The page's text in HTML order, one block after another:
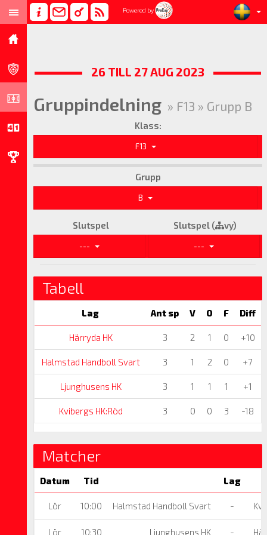
Powered by
26 TILL 27 AUG 2023
Gruppindelning » F13 » Grupp B
Klass:
F13
Grupp
B
Slutspel Slutspel ( vy)
--- ---
Tabell
Lag Ant sp V O F Diff
Härryda HK 3 2 1 0 +10
Halmstad Handboll Svart 3 1 2 0 +7
Ljunghusens HK 3 1 1 1 +1
Kvibergs HK:Röd 3 0 0 3 -18
Matcher
Datum Tid Lag
Lör 10:00 Halmstad Handboll Svart -
Lör 10:30 Ljunghusens HK -